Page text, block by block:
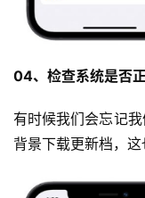
04、检查系统是否
有时候我们会忘记
背景下载更新档，这